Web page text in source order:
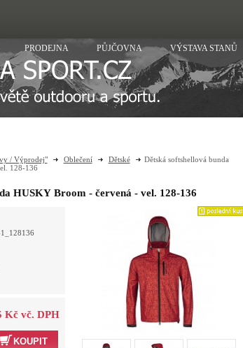
PRODEJNA PŮJČOVNA VÝSTAVA STANŮ
/ Výprodej" Oblečení Dětské
Dětská softshellová bunda
128-136
HUSKY Broom - červená - vel. 128-136
Kč vč. DPH
KOUPIT